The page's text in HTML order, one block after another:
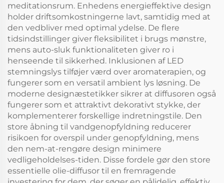
meditationsrum. Enhedens energieffektive design
holder driftsomkostningerne lavt, samtidig med at
den vedbliver med optimal ydelse. De flere
tidsindstillinger giver fleksibilitet i brugs mønstre,
mens auto-sluk funktionaliteten giver ro i
henseende til sikkerhed. Inklusionen af LED
stemningslys tilføjer værd over aromaterapien, og
fungerer som en versatil ambient lys løsning. De
moderne designæstetikker sikrer at diffusoren også
fungerer som et attraktivt dekorativt stykke, der
komplementerer forskellige indretningstile. Den
store åbning til vandgenopfyldning reducerer
risikoen for overspil under genopfyldning, mens
den nem-at-rengøre design minimere
vedligeholdelses-tiden. Disse fordele gør den store
essentielle olie-diffusor til en fremragende